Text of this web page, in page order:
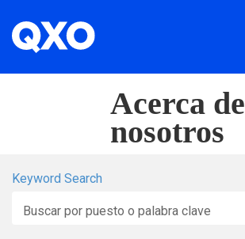
Acerca de nosotros
Español
Acerca de
nosotros
Keyword Search
Buscar por puesto o palabra clave